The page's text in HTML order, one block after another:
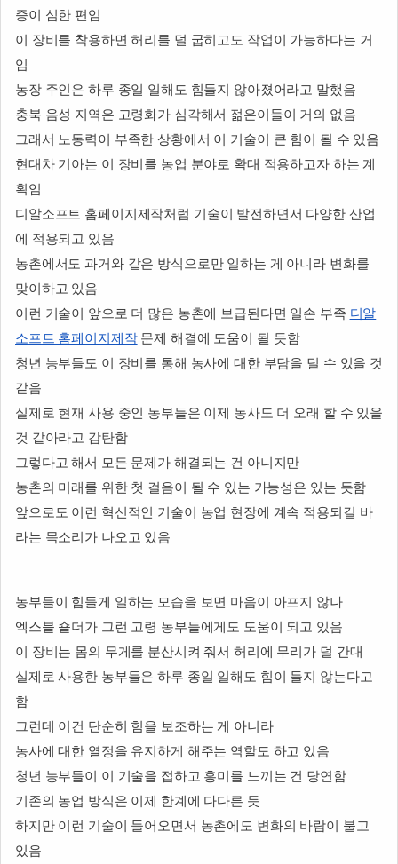
증이 심한 편임
이 장비를 착용하면 허리를 덜 굽히고도 작업이 가능하다는 거
임
농장 주인은 하루 종일 일해도 힘들지 않아졌어라고 말했음
충북 음성 지역은 고령화가 심각해서 젊은이들이 거의 없음
그래서 노동력이 부족한 상황에서 이 기술이 큰 힘이 될 수 있음
현대차 기아는 이 장비를 농업 분야로 확대 적용하고자 하는 계
획임
디알소프트 홈페이지제작처럼 기술이 발전하면서 다양한 산업
에 적용되고 있음
농촌에서도 과거와 같은 방식으로만 일하는 게 아니라 변화를
맞이하고 있음
이런 기술이 앞으로 더 많은 농촌에 보급된다면 일손 부족 디알
소프트 홈페이지제작문제 해결에 도움이 될 듯함
청년 농부들도 이 장비를 통해 농사에 대한 부담을 덜 수 있을 것
같음
실제로 현재 사용 중인 농부들은 이제 농사도 더 오래 할 수 있을
것 같아라고 감탄함
그렇다고 해서 모든 문제가 해결되는 건 아니지만
농촌의 미래를 위한 첫 걸음이 될 수 있는 가능성은 있는 듯함
앞으로도 이런 혁신적인 기술이 농업 현장에 계속 적용되길 바
라는 목소리가 나오고 있음
농부들이 힘들게 일하는 모습을 보면 마음이 아프지 않나
엑스블 숄더가 그런 고령 농부들에게도 도움이 되고 있음
이 장비는 몸의 무게를 분산시켜 줘서 허리에 무리가 덜 간대
실제로 사용한 농부들은 하루 종일 일해도 힘이 들지 않는다고
함
그런데 이건 단순히 힘을 보조하는 게 아니라
농사에 대한 열정을 유지하게 해주는 역할도 하고 있음
청년 농부들이 이 기술을 접하고 흥미를 느끼는 건 당연함
기존의 농업 방식은 이제 한계에 다다른 듯
하지만 이런 기술이 들어오면서 농촌에도 변화의 바람이 불고
있음